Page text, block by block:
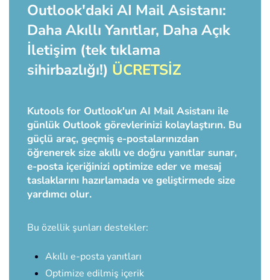
Outlook'daki AI Mail Asistanı:
Daha Akıllı Yanıtlar, Daha Açık
İletişim (tek tıklama
sihirbazlığı!) ÜCRETSİZ
Kutools for Outlook'un AI Mail Asistanı ile
günlük Outlook görevlerinizi kolaylaştırın. Bu
güçlü araç, geçmiş e-postalarınızdan
öğrenerek size akıllı ve doğru yanıtlar sunar,
e-posta içeriğinizi optimize eder ve mesaj
taslaklarını hazırlamada ve geliştirmede size
yardımcı olur.
Bu özellik şunları destekler:
Akıllı e-posta yanıtları
Optimize edilmiş içerik